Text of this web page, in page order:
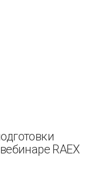
RAEX